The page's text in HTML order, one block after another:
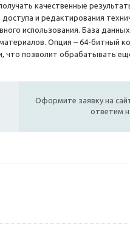
качественные
и редактирования
использования. База
Опция – 64-битный
что позволит обрабатывать
Оформите заявку на
ответим